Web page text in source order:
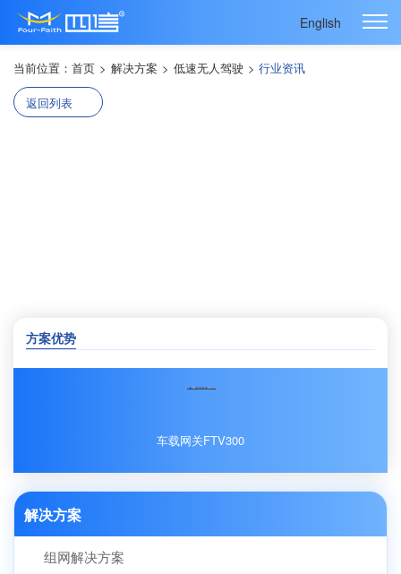
English
当前位置： 首页 > 解决方案 > 低速无人驾驶 > 行业资讯
返回列表
方案优势
车载网关FTV300
解决方案
组网解决方案